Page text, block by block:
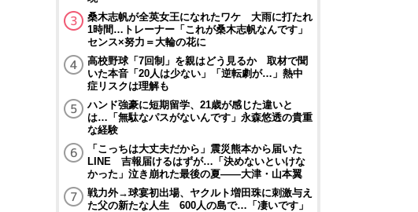
桑木志帆が全英女王になれたワケ 大雨に打たれ
1時間…トレーナー「これが桑木志帆なんです」
センス×努力＝大輪の花に
高校野球「7回制」を親はどう見るか 取材で聞
いた本音「20人は少ない」「逆転劇が…」熱中
症リスクは理解も
ハンド強豪に短期留学、21歳が感じた違いと
は…「無駄なパスがないんです」永森悠透の貴重
な経験
「こっちは大丈夫だから」震災熊本から届いた
LINE 吉報届けるはずが…「決めないといけな
かった」泣き崩れた最後の夏――大津・山本翼
戦力外→球宴初出場、ヤクルト増田珠に刺激与え
た父の新たな人生 600人の島で…「凄いです」